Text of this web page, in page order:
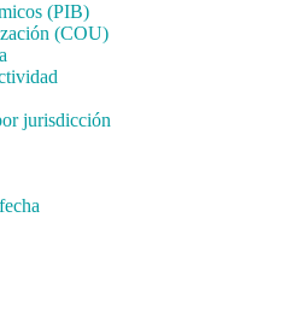
(PIB)
(COU)
jurisdicción